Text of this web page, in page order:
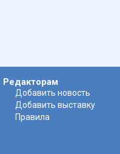
Редакторам
Добавить новость
Добавить выставку
Правила